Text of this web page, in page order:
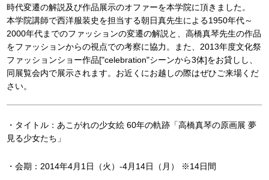
時代変遷の解説及び作品展示のオファーを本学院に頂きました。
本学院講師で西洋服装史を担当する朝日真先生による1950年代～
2000年代までのファッションの変遷の解説と、高橋真琴先生の作品
をファッションからの視点での考察に協力。また、2013年度文化祭
ファッションショー作品["celebration"シーンから3体]をお貸しし、
同展覧会内で展示されます。お近くにお越しの際はぜひご来場くだ
さい。
・タイトル：あこがれの少女絵 60年の軌跡「高橋真琴の原画展 夢
見る少女たち」
・会期：2014年4月1日（火）-4月14日（月） ※14日間